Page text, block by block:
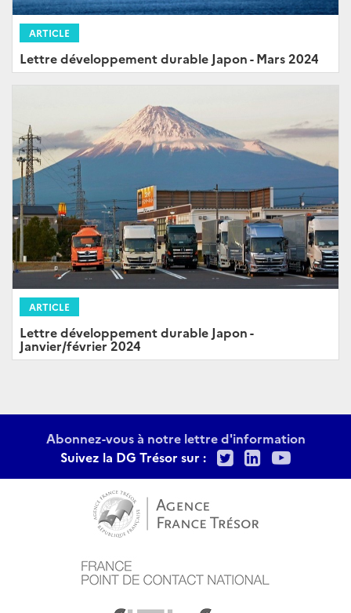
ARTICLE
Lettre développement durable Japon - Mars 2024
ARTICLE
Lettre développement durable Japon -
Janvier/février 2024
Abonnez-vous à notre lettre d'information
Suivez la DG Trésor sur :
TwitterLinkedIn